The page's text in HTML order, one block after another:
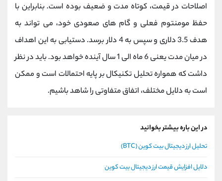
اصلاحات در قیمت، کوتاه مدت و ضعیف بوده است. بنابراین با
حفظ مومنتوم فعلی و گام های صعودی خود، می تواند به
هدف 3.5 دلاری و سپس به 4 دلار برسد. دستیابی به این اهداف
در میان مدت یعنی 6 ماه الی 1 سال آینده خواهد بود. باید در نظر
داشت که همواره تحلیل تکنیکال بر پایه احتمالات است و ممکن
است به دلایل مختلف، اتفاق متفاوتی را شاهد باشیم.
در این باره بیشتر بخوانید
تحلیل ارز دیجیتال بیت کوین (BTC)
دلایل افزایش قیمت ارز دیجیتال بیت کوین